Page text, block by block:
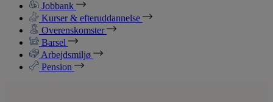
Jobbank
Kurser & efteruddannelse
Overenskomster
Barsel
Arbejdsmiljø
Pension